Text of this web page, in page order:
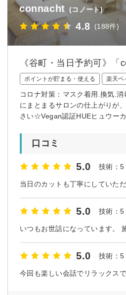
connacht (コノート)
4.8 (188件)
《谷町・当日予約可》
ポイントが貯まる・使える 楽天ペ
コロナ対策：マスク着用.換気.
にまとまるサロンの仕上がりが
さい☆Vegan認証HUEヒュウーカ
口コミ
5.0 技術：5
5.0 技術：5
5.0 技術：5
今回も楽しい会話でリラックス